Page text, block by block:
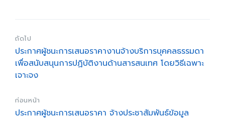
ถัดไป
ประกาศผู้ชนะการเสนอราคางานจ้างบริการบุคคลธรรมดา
เพื่อสนับสนุนการปฏิบัติงานด้านสารสนเทศ โดยวิธีเฉพาะ
เจาะจง
ก่อนหน้า
ประกาศผู้ชนะการเสนอราคา จ้างประชาสัมพันธ์ข้อมูล